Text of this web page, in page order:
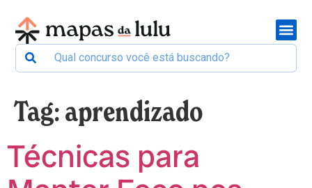
Tag:aprendizado
Técnicas para